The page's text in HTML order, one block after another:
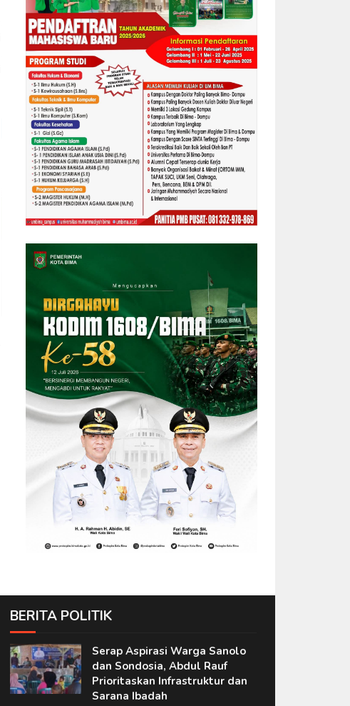
BERITA POLITIK
Serap Aspirasi Warga Sanolo
dan Sondosia, Abdul Rauf
Prioritaskan Infrastruktur dan
Sarana Ibadah